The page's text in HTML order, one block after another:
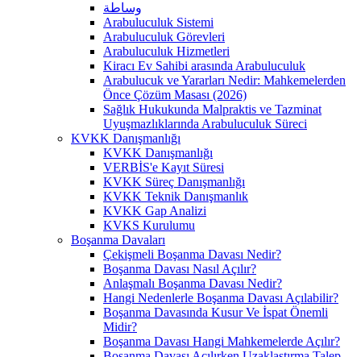
وساطة
Arabuluculuk Sistemi
Arabuluculuk Görevleri
Arabuluculuk Hizmetleri
Kiracı Ev Sahibi arasında Arabuluculuk
Arabulucuk ve Yararları Nedir: Mahkemelerden
Önce Çözüm Masası (2026)
Sağlık Hukukunda Malpraktis ve Tazminat
Uyuşmazlıklarında Arabuluculuk Süreci
KVKK Danışmanlığı
KVKK Danışmanlığı
VERBİS'e Kayıt Süresi
KVKK Süreç Danışmanlığı
KVKK Teknik Danışmanlık
KVKK Gap Analizi
KVKS Kurulumu
Boşanma Davaları
Çekişmeli Boşanma Davası Nedir?
Boşanma Davası Nasıl Açılır?
Anlaşmalı Boşanma Davası Nedir?
Hangi Nedenlerle Boşanma Davası Açılabilir?
Boşanma Davasında Kusur Ve İspat Önemli
Midir?
Boşanma Davası Hangi Mahkemelerde Açılır?